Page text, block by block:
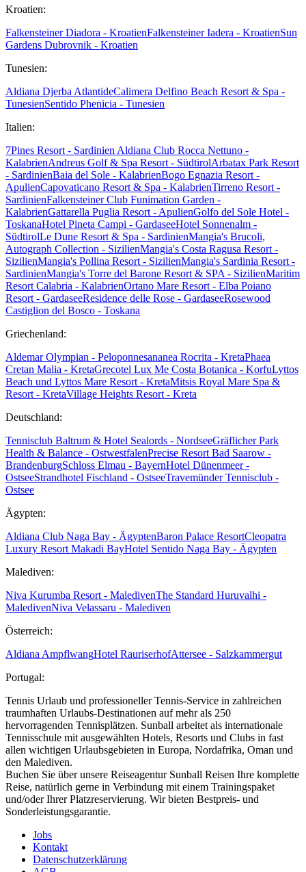
Kroatien:
Falkensteiner Diadora - KroatienFalkensteiner Iadera - KroatienSun
Gardens Dubrovnik - Kroatien
Tunesien:
Aldiana Djerba AtlantideCalimera Delfino Beach Resort & Spa -
TunesienSentido Phenicia - Tunesien
Italien:
7Pines Resort - Sardinien Aldiana Club Rocca Nettuno -
KalabrienAndreus Golf & Spa Resort - SüdtirolArbatax Park Resort
- SardinienBaia del Sole - KalabrienBogo Egnazia Resort -
ApulienCapovaticano Resort & Spa - KalabrienTirreno Resort -
SardinienFalkensteiner Club Funimation Garden -
KalabrienGattarella Puglia Resort - ApulienGolfo del Sole Hotel -
ToskanaHotel Pineta Campi - GardaseeHotel Sonnenalm -
SüdtirolLe Dune Resort & Spa - SardinienMangia's Brucoli,
Autograph Collection - SizilienMangia's Costa Ragusa Resort -
SizilienMangia's Pollina Resort - SizilienMangia's Sardinia Resort -
SardinienMangia's Torre del Barone Resort & SPA - SizilienMaritim
Resort Calabria - KalabrienOrtano Mare Resort - Elba Poiano
Resort - GardaseeResidence delle Rose - GardaseeRosewood
Castiglion del Bosco - Toskana
Griechenland:
Aldemar Olympian - Peloponnesananea Rocrita - KretaPhaea
Cretan Malia - KretaGrecotel Lux Me Costa Botanica - KorfuLyttos
Beach und Lyttos Mare Resort - KretaMitsis Royal Mare Spa &
Resort - KretaVillage Heights Resort - Kreta
Deutschland:
Tennisclub Baltrum & Hotel Sealords - NordseeGräflicher Park
Health & Balance - OstwestfalenPrecise Resort Bad Saarow -
BrandenburgSchloss Elmau - BayernHotel Dünenmeer -
OstseeStrandhotel Fischland - OstseeTravemünder Tennisclub -
Ostsee
Ägypten:
Aldiana Club Naga Bay - ÄgyptenBaron Palace ResortCleopatra
Luxury Resort Makadi BayHotel Sentido Naga Bay - Ägypten
Malediven:
Niva Kurumba Resort - MaledivenThe Standard Huruvalhi -
MaledivenNiva Velassaru - Malediven
Österreich:
Aldiana AmpflwangHotel RauriserhofAttersee - Salzkammergut
Portugal:
Tennis Urlaub und professioneller Tennis-Service in zahlreichen
traumhaften Urlaubs-Destinationen auf mehr als 250
hervorragenden Tennisplätzen. Sunball arbeitet als internationale
Tennisschule mit ausgewählten Hotels, Resorts und Clubs in fast
allen wichtigen Urlaubsgebieten in Europa, Nordafrika, Oman und
den Malediven.
Buchen Sie über unsere Reiseagentur Sunball Reisen Ihre komplette
Reise, natürlich gerne in Verbindung mit einem Trainingspaket
und/oder Ihrer Platzreservierung. Wir bieten Bestpreis- und
Sonderleistungsgarantie.
Jobs
Kontakt
Datenschutzerklärung